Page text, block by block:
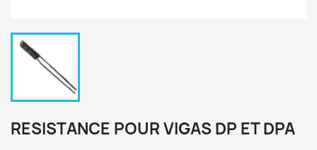
RESISTANCE POUR VIGAS DP ET DPA